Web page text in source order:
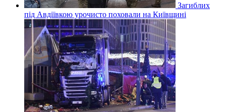
Загиблих
під Авдіївкою урочисто поховали на Київщині